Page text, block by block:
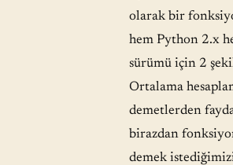
olarak bir
hem Python 2.x
sürümü için 2
Ortalama
demetlerden
birazdan
demek